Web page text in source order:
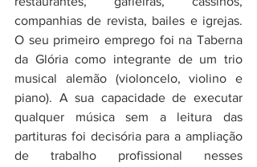
companhias de revista, bailes e igrejas.
O seu primeiro emprego foi na Taberna
da Glória como integrante de um trio
musical alemão (violoncelo, violino e
piano). A sua capacidade de executar
qualquer música sem a leitura das
partituras foi decisória para a ampliação
de trabalho profissional nesses